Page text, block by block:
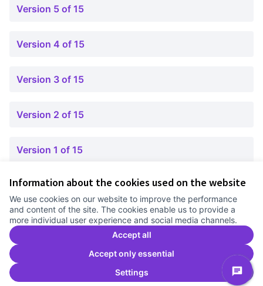
Information about the cookies used on the website
We use cookies on our website to improve the performance
and content of the site. The cookies enable us to provide a
more individual user experience and social media channels.
Accept all
Accept only essential
Settings
Version 5 of 15
Version 4 of 15
Version 3 of 15
Version 2 of 15
Version 1 of 15
Cookie settings
Comunitat Canòdrom at Facebook
(External link)
Comunitat Canòdrom at Instagram
(External link)
Comunitat Canòdrom at YouTube
(External link)
English
Triar la llenguaElegir el idiomaChoose language
(External link)
Website made with